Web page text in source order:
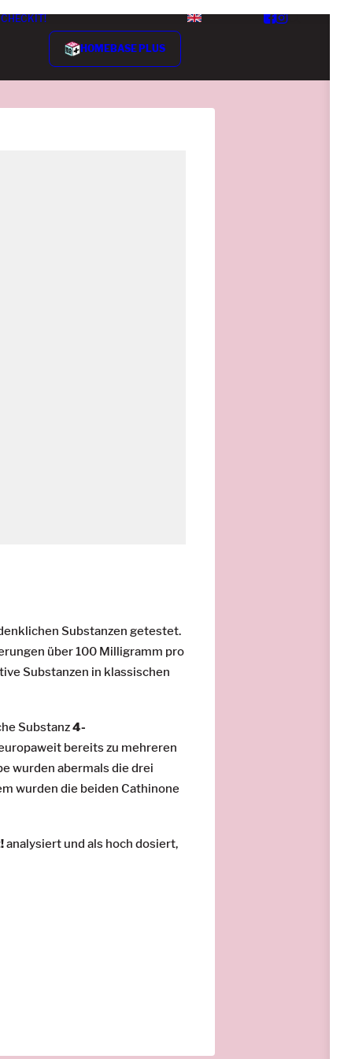
HOMEBASE PLUS
Substanzen getestet.
über 100 Milligramm pro
Substanzen in klassischen
Substanz4-
bereits zu mehreren
wurden abermals die drei
wurden die beiden Cathinone
analysiert und als hoch dosiert,